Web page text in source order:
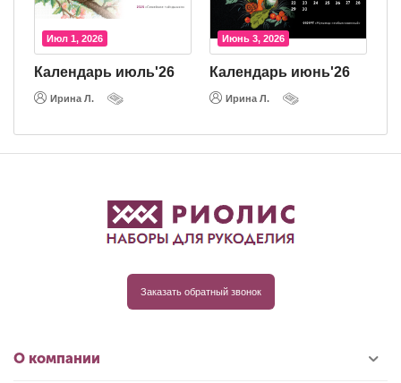
Июл 1, 2026
Календарь июль'26
Ирина Л.
Июнь 3, 2026
Календарь июнь'26
Ирина Л.
Заказать обратный звонок
О компании